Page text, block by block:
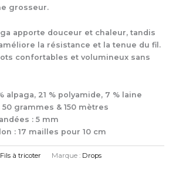
grosseur.
apporte douceur et chaleur, tandis
la résistance et la tenue du fil.
confortables et volumineux sans
alpaga, 21 % polyamide, 7 % laine
grammes & 150 mètres
: 5 mm
: 17 mailles pour 10 cm
Fils à tricoter Marque : Drops